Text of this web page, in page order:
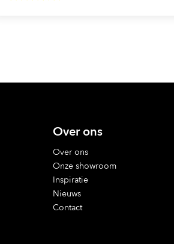
Over ons
Over ons
Onze showroom
Inspiratie
Nieuws
Contact